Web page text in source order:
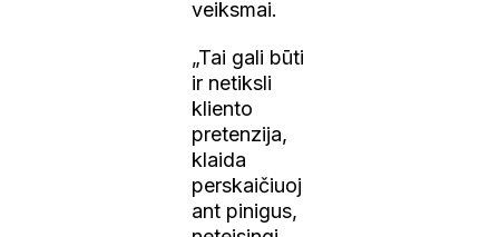
veiksmai.
„Tai gali būti
ir netiksli
kliento
pretenzija,
klaida
perskaičiuoj
ant pinigus,